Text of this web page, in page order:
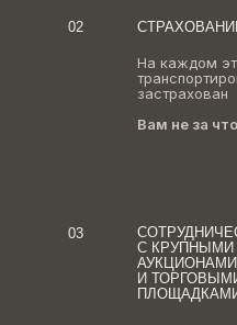
С КРУПНЫМИ
АУКЦИОНАМИ
И
02
03
На каждом
застрахован
Вам не за